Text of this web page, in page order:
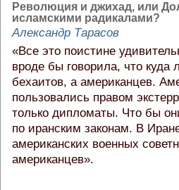
Революция и джихад, или
исламскими радикалами?
Александр Тарасов
«Все это поистине
вроде бы говорила, что куда
бехаитов, а американцев.
пользовались правом
только дипломаты. Что бы
по иранским законам. В
американских военных
американцев».